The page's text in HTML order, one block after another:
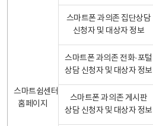
스마트쉼센터
홈페이지
스마트폰 과의존 집단상담
신청자 및 대상자 정보
스마트폰 과의존 전화·포털
상담 신청자 및 대상자 정보
스마트폰 과의존 게시판
상담 신청자 및 대상자 정보